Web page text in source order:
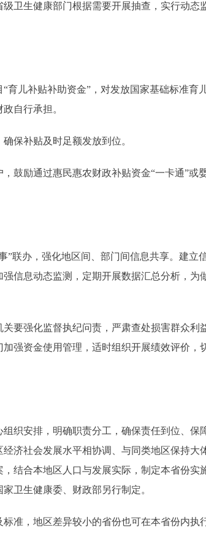
生健康部门根据需要开展抽查，实行动态
儿补贴补助资金”，对发放国家基础标准育
自行承担。
保补贴及时足额发放到位。
励通过惠民惠农财政补贴资金“一卡通”或
办，强化地区间、部门间信息共享。建立
信息动态监测，定期开展数据汇总分析，为
强化监督执纪问责，严肃查处损害群众利
强资金使用管理，适时组织开展绩效评价，
安排，明确职责分工，确保责任到位、保
济社会发展水平相协调、与同类地区保持大
结合本地区人口与发展实际，制定本省份实
卫生健康委、财政部另行制定。
，地区差异较小的省份也可在本省份内执